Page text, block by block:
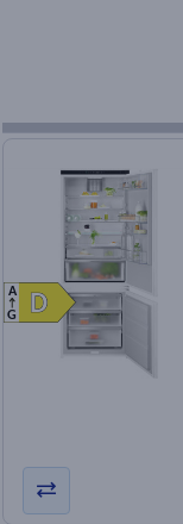
D
D
A
G